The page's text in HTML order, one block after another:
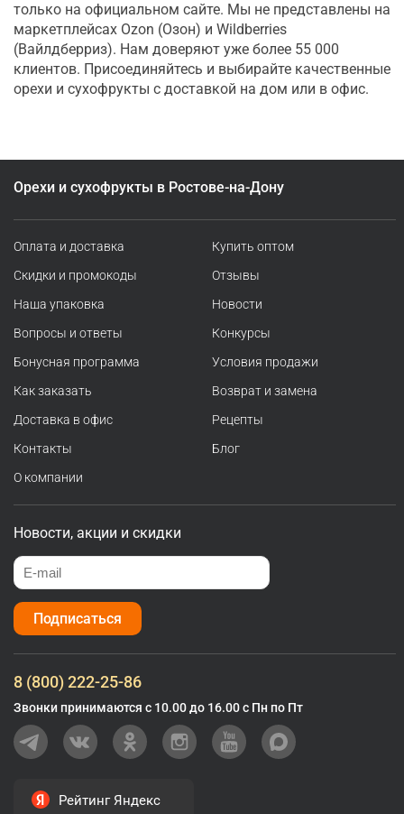
только на официальном сайте. Мы не представлены на
маркетплейсах Ozon (Озон) и Wildberries
(Вайлдберриз). Нам доверяют уже более 55 000
клиентов. Присоединяйтесь и выбирайте качественные
орехи и сухофрукты с доставкой на дом или в офис.
Орехи и сухофрукты в Ростове-на-Дону
Оплата и доставка
Скидки и промокоды
Наша упаковка
Вопросы и ответы
Бонусная программа
Как заказать
Доставка в офис
Контакты
О компании
Купить оптом
Отзывы
Новости
Конкурсы
Условия продажи
Возврат и замена
Рецепты
Блог
Новости, акции и скидки
Подписаться
8 (800) 222-25-86
Звонки принимаются с 10.00 до 16.00 с Пн по Пт
Рейтинг Яндекс